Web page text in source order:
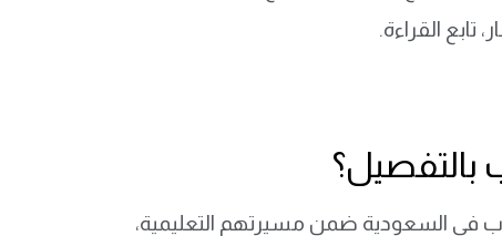
تابع القراءة.
بالتفصيل؟
في السعودية ضمن مسيرتهم التعليمية،